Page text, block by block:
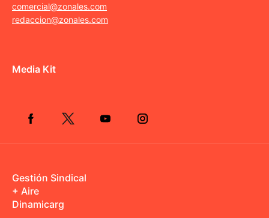
comercial@zonales.com
redaccion@zonales.com
Media Kit
Gestión Sindical
+ Aire
Dinamicarg